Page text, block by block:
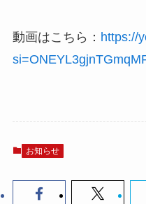
動画はこちら： https://
お知らせ